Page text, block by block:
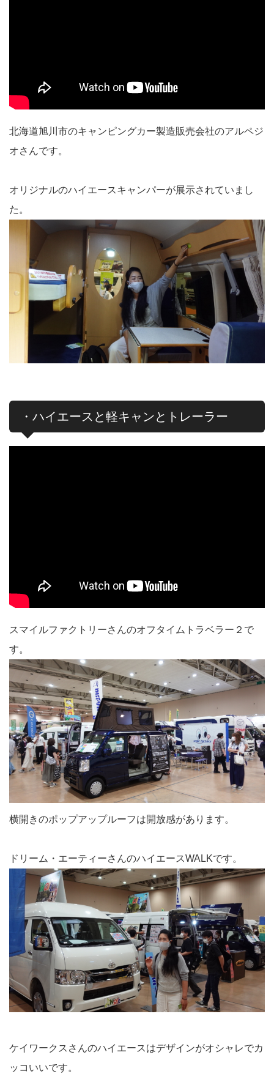
北海道旭川市のキャンピングカー製造販売会社のアルペジ
オさんです。
オリジナルのハイエースキャンパーが展示されていまし
た。
・ハイエースと軽キャンとトレーラー
スマイルファクトリーさんのオフタイムトラベラー２で
す。
横開きのポップアップルーフは開放感があります。
ドリーム・エーティーさんのハイエースWALKです。
ケイワークスさんのハイエースはデザインがオシャレでカ
ッコいいです。